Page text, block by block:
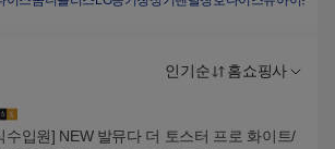
인기순 홈쇼핑사
수입원] NEW 발뮤다 더 토스터 프로 화이트/